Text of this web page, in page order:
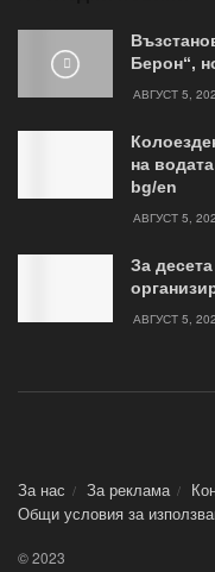
Берон“,
АВГУСТ 5,
на
bg/en
АВГУСТ 5,
За
АВГУСТ 5,
За нас За реклама
Общи условия за
© 2023